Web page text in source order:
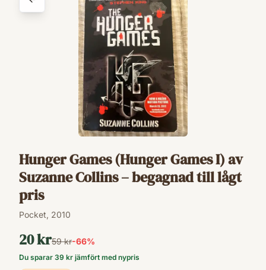
Hunger Games (Hunger Games I) av
Suzanne Collins – begagnad till lågt
pris
Pocket, 2010
20 kr59 kr-66%
Du sparar 39 kr jämfört med nypris